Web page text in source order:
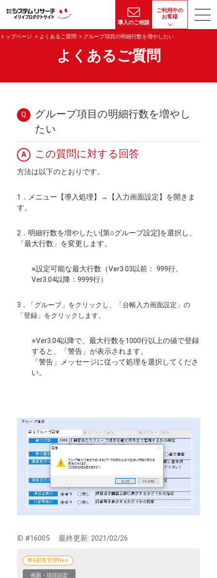
導入のご相談
ご利用中の
お客様
トップページ よくあるご質問 グループ項目の明細行数を増やしたい
よくあるご質問
Q
グループ項目の明細行数を増やし
たい
A この質問に対する回答
方法は以下のとおりです。
1．メニュー【導入処理】→【入力画面設定】を開きま
す。
2．明細行数を増やしたい[第○グループ設定]を選択し、
「最大行数」を変更します。
※設定可能な最大行数（Ver3.03以前： 999行、
Ver3.04以降：9999行）
3．「グループ」をクリックし、「台帳入力画面設定」の
「登録」をクリックします。
※Ver3.04以降で、最大行数を1000行以上の値で登録
すると、「警告」が表示されます。
「警告」メッセージに従って処理を選択してくださ
い。
ID #16005 最終更新: 2021/02/26
BIG顧客管理Neo
画面・項目設定